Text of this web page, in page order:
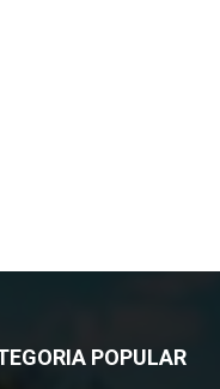
POPULAR